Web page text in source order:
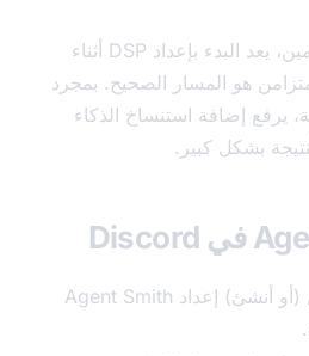
بالنسبة لمعظم المستخدمين، يعد البدء بإعداد DSP أثناء
المسار الصحيح. بمجرد
استنساخ الذكاء
كبير.
افتح VoxBooster وحمّل (أو أنشئ) إعداد Agent Smith